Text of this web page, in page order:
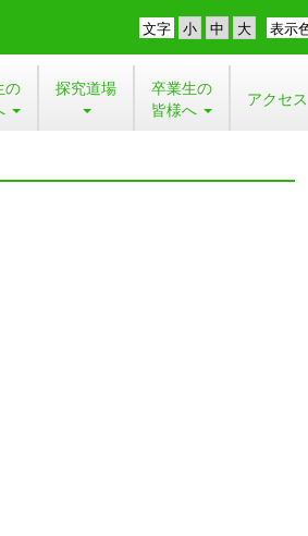
表示
文字
の
探究道場
卒業生の
皆様へ
アクセス